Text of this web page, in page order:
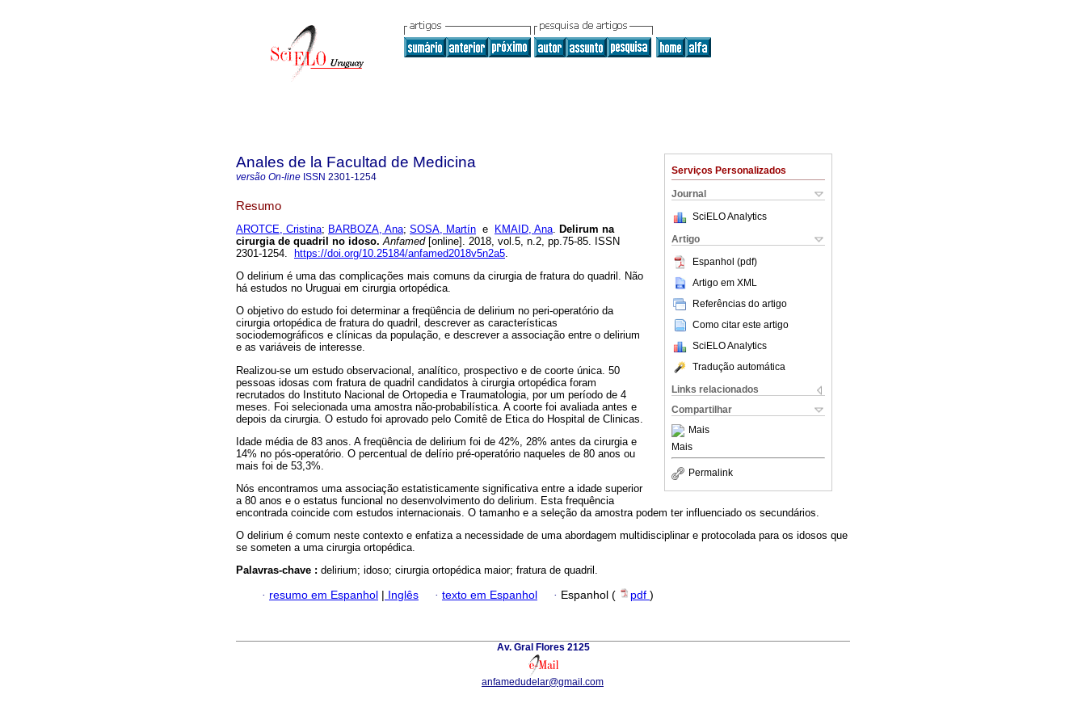
Serviços Personalizados
Journal
SciELO Analytics
Artigo
Espanhol (pdf)
Artigo em XML
Referências do artigo
Como citar este artigo
SciELO Analytics
Tradução automática
Links relacionados
Compartilhar
Mais
Mais
Permalink
Anales de la Facultad de Medicina
versão On-line ISSN 2301-1254
Resumo
AROTCE, Cristina; BARBOZA, Ana; SOSA, Martín e KMAID, Ana. Delirum na
cirurgia de quadril no idoso. Anfamed[online]. 2018, vol.5, n.2, pp.75-85. ISSN
2301-1254.
https://doi.org/10.25184/anfamed2018v5n2a5.
O delirium é uma das complicações mais comuns da cirurgia de fratura do quadril. Não
há estudos no Uruguai em cirurgia ortopédica.
O objetivo do estudo foi determinar a freqüência de delirium no peri-operatório da
cirurgia ortopédica de fratura do quadril, descrever as características
sociodemográficos e clínicas da população, e descrever a associação entre o delirium
e as variáveis de interesse.
Realizou-se um estudo observacional, analítico, prospectivo e de coorte única. 50
pessoas idosas com fratura de quadril candidatos à cirurgia ortopédica foram
recrutados do Instituto Nacional de Ortopedia e Traumatologia, por um período de 4
meses. Foi selecionada uma amostra não-probabilística. A coorte foi avaliada antes e
depois da cirurgia. O estudo foi aprovado pelo Comitê de Etica do Hospital de Clinicas.
Idade média de 83 anos. A freqüência de delirium foi de 42%, 28% antes da cirurgia e
14% no pós-operatório. O percentual de delírio pré-operatório naqueles de 80 anos ou
mais foi de 53,3%.
Nós encontramos uma associação estatisticamente significativa entre a idade superior
a 80 anos e o estatus funcional no desenvolvimento do delirium. Esta frequência
encontrada coincide com estudos internacionais. O tamanho e a seleção da amostra podem ter influenciado os secundários.
O delirium é comum neste contexto e enfatiza a necessidade de uma abordagem multidisciplinar e protocolada para os idosos que
se someten a uma cirurgia ortopédica.
Palavras-chave : delirium; idoso; cirurgia ortopédica maior; fratura de quadril.
· resumo em Espanhol | Inglês · texto em Espanhol · Espanhol ( pdf )
Av. Gral Flores 2125
anfamedudelar@gmail.com